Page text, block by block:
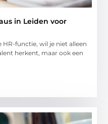
in Leiden voor
HR-functie, wil je niet alleen
herkent, maar ook een